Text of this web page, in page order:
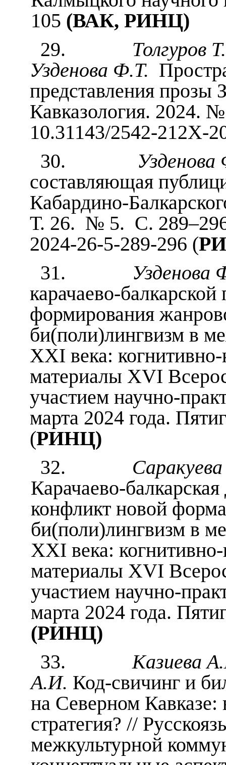
105 (ВАК, РИНЦ)
29.
Толгуров
Узденова Ф.Т.
представления прозы
Кавказология. 2024.
10.31143/2542-212X-
30.
Узденова
составляющая
Кабардино-
Т. 26. № 5. С.
2024-26-5-289-296 (
31.
Узденова
карачаево-
формирования
би(поли)лингвизм в
XXI века:
материалы XVI
участием научно-
марта 2024 года.
(РИНЦ)
32.
Карачаево-
конфликт новой
би(поли)лингвизм в
XXI века:
материалы XVI
участием научно-
марта 2024 года.
(РИНЦ)
33.
Казиева
А.И. Код-свичинг и
на Северном
стратегия? //
межкультурной